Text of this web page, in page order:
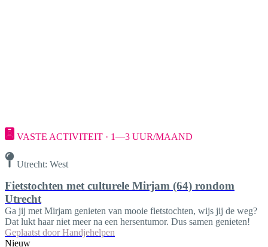
VASTE ACTIVITEIT · 1—3 UUR/MAAND
Utrecht: West
Fietstochten met culturele Mirjam (64) rondom
Utrecht
Ga jij met Mirjam genieten van mooie fietstochten, wijs jij de weg?
Dat lukt haar niet meer na een hersentumor. Dus samen genieten!
Geplaatst door Handjehelpen
Nieuw